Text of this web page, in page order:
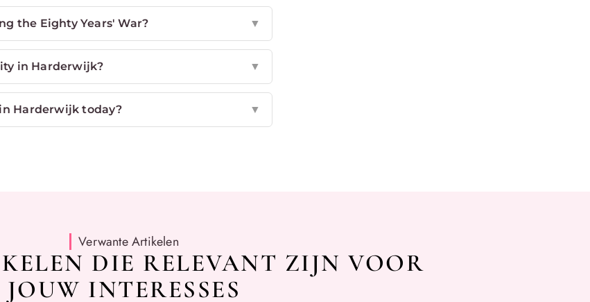
the Eighty Years' War? ▼
in Harderwijk? ▼
Harderwijk today? ▼
Verwante Artikelen
DIE RELEVANT ZIJN VOOR
JOUW INTERESSES